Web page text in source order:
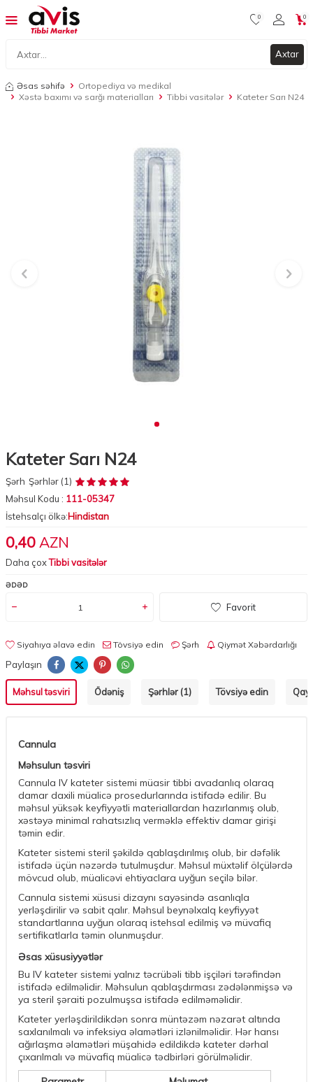
Axtar
0 0
Əsas səhifə
Ortopediya və medikal
Xəstə baxımı və sarğı materialları
Tibbi vasitələr Kateter Sarı N24
Kateter Sarı N24
Şərh Şərhlər (1)
Məhsul Kodu : 111-05347
İstehsalçı ölkə:Hindistan
0,40 AZN
Daha çoxTibbi vasitələr
ƏDƏD
Favorit
Siyahıya əlavə edin Tövsiyə edin Şərh Qiymət Xəbərdarlığı
Paylaşın
Məhsul təsviri Ödəniş Şərhlər (1) Tövsiyə edin
Cannula
Məhsulun təsviri
Cannula IV kateter sistemi müasir tibbi avadanlıq olaraq
damar daxili müalicə prosedurlarında istifadə edilir. Bu
məhsul yüksək keyfiyyətli materiallardan hazırlanmış olub,
xəstəyə minimal rahatsızlıq verməklə effektiv damar girişi
təmin edir.
Kateter sistemi steril şəkildə qablaşdırılmış olub, bir dəfəlik
istifadə üçün nəzərdə tutulmuşdur. Məhsul müxtəlif ölçülərdə
mövcud olub, müalicəvi ehtiyaclara uyğun seçilə bilər.
Cannula sistemi xüsusi dizaynı sayəsində asanlıqla
yerləşdirilir və sabit qalır. Məhsul beynəlxalq keyfiyyət
standartlarına uyğun olaraq istehsal edilmiş və müvafiq
sertifikatlarla təmin olunmuşdur.
Əsas xüsusiyyətlər
Bu IV kateter sistemi yalnız təcrübəli tibb işçiləri tərəfindən
istifadə edilməlidir. Məhsulun qablaşdırması zədələnmişsə və
ya steril şəraiti pozulmuşsa istifadə edilməməlidir.
Kateter yerləşdirildikdən sonra müntəzəm nəzarət altında
saxlanılmalı və infeksiya əlamətləri izlənilməlidir. Hər hansı
ağırlaşma əlamətləri müşahidə edildikdə kateter dərhal
çıxarılmalı və müvafiq müalicə tədbirləri görülməlidir.